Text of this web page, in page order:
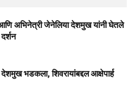
अभिनेत्री जेनेलिया देशमुख यांनी घेतले
भडकला, शिवरायांबद्दल आक्षेपार्ह